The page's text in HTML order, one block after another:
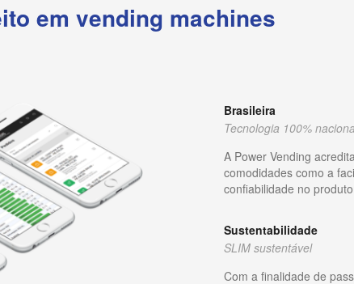
em vending machines
Brasileira
Tecnologia 100%
A Power Vending
comodidades como a
confiabilidade no
Sustentabilidade
SLIM sustentável
Com a finalidade de